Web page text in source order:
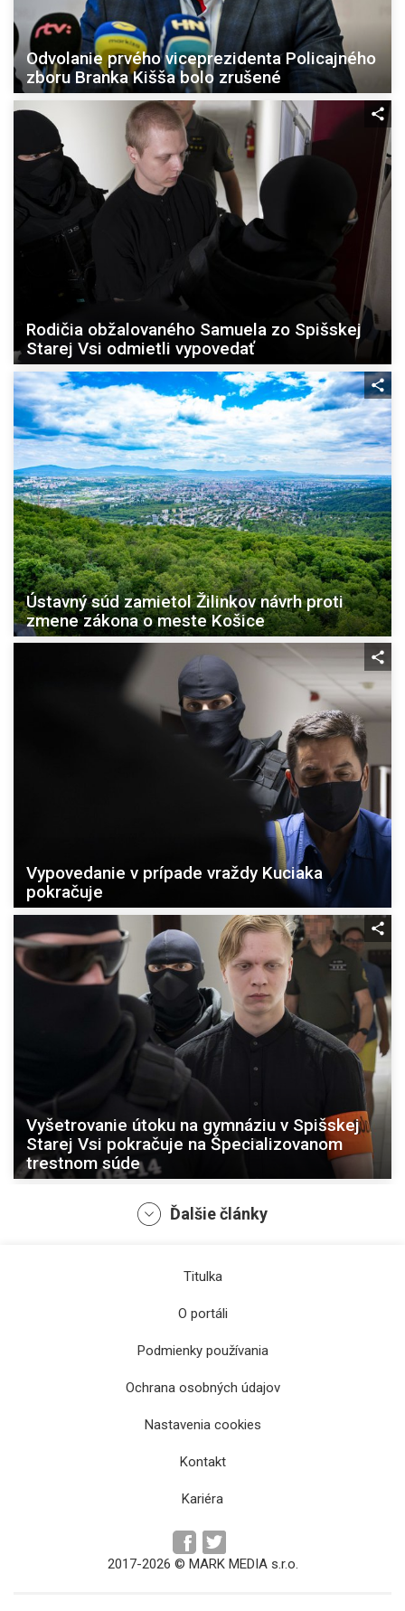
Odvolanie prvého viceprezidenta Policajného
zboru Branka Kišša bolo zrušené
Rodičia obžalovaného Samuela zo Spišskej
Starej Vsi odmietli vypovedať
Ústavný súd zamietol Žilinkov návrh proti
zmene zákona o meste Košice
Vypovedanie v prípade vraždy Kuciaka
pokračuje
Vyšetrovanie útoku na gymnáziu v Spišskej
Starej Vsi pokračuje na Špecializovanom
trestnom súde
Vláda sa musí zodpovedať parlamentu hneď
po zistení prekročenia hranice zadlženosti
Ďalšie články
Titulka
O portáli
Podmienky používania
Ochrana osobných údajov
Nastavenia cookies
Kontakt
Kariéra
2017-2026 © MARK MEDIA s.r.o.